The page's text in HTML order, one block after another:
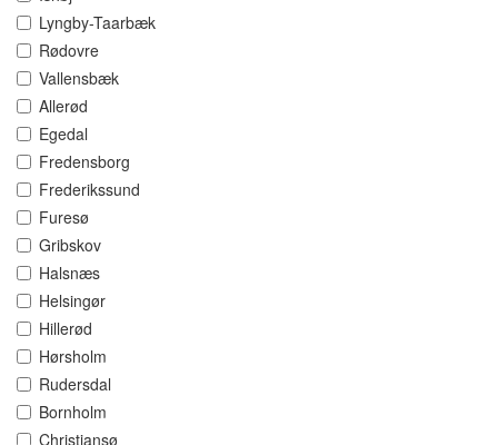
Lyngby-Taarbæk
Rødovre
Vallensbæk
Allerød
Egedal
Fredensborg
Frederikssund
Furesø
Gribskov
Halsnæs
Helsingør
Hillerød
Hørsholm
Rudersdal
Bornholm
Christiansø